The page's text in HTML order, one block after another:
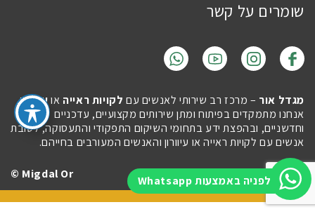
לפניה באמצעות Whatsapp
שומרים על קשר
מגדל אור – מרכז רב שירותי לאנשים עם לקויות ראייה אועיוורון.
אנחנו מתמקדים בפיתוח ומתן שירותים מקצועיים, עדכניים
וחדשניים, ובהפצת ידע בתחומי השיקום התפקודי והתעסוקה, לטובת
אנשים עם לקויות ראייה או עיוורון והאנשים המעורבים בחייהם.
Imaginet
Migdal Or ©